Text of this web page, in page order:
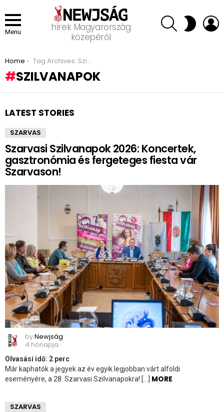
Menu
hírek Magyarország
közepéről
SEARCH SWITCH
SKIN
You are here:
Home Tag Archives: Szilvanapok
SZILVANAPOK
LATEST STORIES
SZARVAS
Szarvasi Szilvanapok 2026: Koncertek,
gasztronómia és fergeteges fiesta vár
Szarvason!
byNewjság
4 hónapja
Olvasási idő: 2 perc
Már kaphatók a jegyek az év egyik legjobban várt alföldi
eseményére, a 28. Szarvasi Szilvanapokra! […] MORE
SZARVAS